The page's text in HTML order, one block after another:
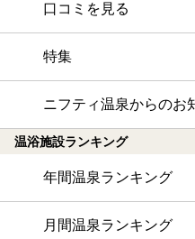
口コミを見る
特集
ニフティ温泉からのお
温浴施設ランキング
年間温泉ランキング
月間温泉ランキング